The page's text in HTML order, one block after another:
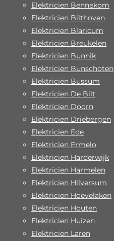
Elektricien Bennekom
Elektricien Bilthoven
Elektricien Blaricum
Elektricien Breukelen
Elektricien Bunnik
Elektricien Bunschoten
Elektricien Bussum
Elektricien De Bilt
Elektricien Doorn
Elektricien Driebergen
Elektricien Ede
Elektricien Ermelo
Elektricien Harderwijk
Elektricien Harmelen
Elektricien Hilversum
Elektricien Hoevelaken
Elektricien Houten
Elektricien Huizen
Elektricien Laren